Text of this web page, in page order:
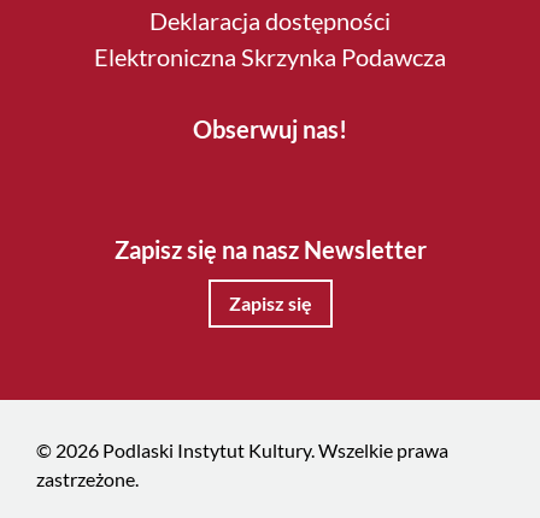
Deklaracja dostępności
Elektroniczna Skrzynka Podawcza
Obserwuj nas!
Zapisz się na nasz Newsletter
Zapisz się
© 2026 Podlaski Instytut Kultury. Wszelkie prawa
zastrzeżone.